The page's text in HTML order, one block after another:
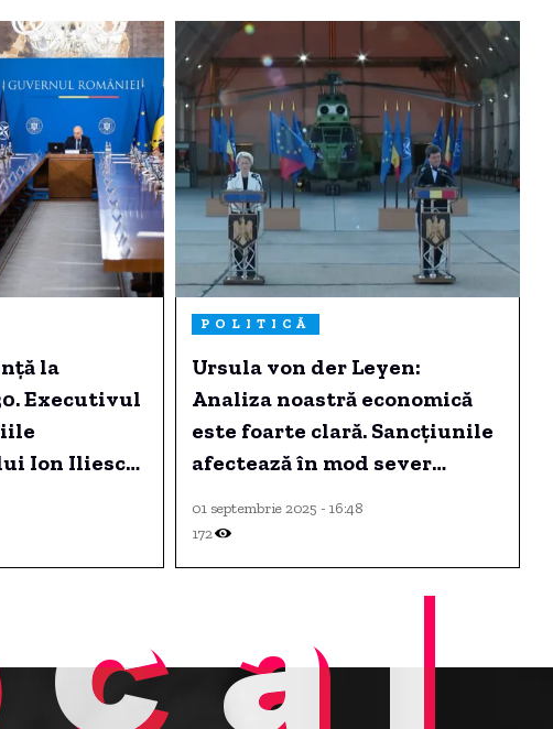
la
Executivul
Ion Iliescu
POLITICĂ
Ursula von der Leyen:
Analiza noastră economică
este foarte clară. Sancţiunile
afectează în mod sever
01 septembrie 2025 - 16:48
172